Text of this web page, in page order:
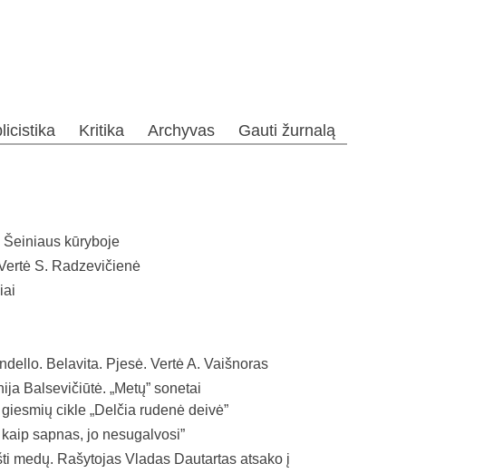
Kritika Archyvas Gauti žurnalą
kūryboje
S. Radzevičienė
Belavita. Pjesė. Vertė A. Vaišnoras
Balsevičiūtė. „Metų” sonetai
cikle „Delčia rudenė deivė”
sapnas, jo nesugalvosi”
medų. Rašytojas Vladas Dautartas atsako į